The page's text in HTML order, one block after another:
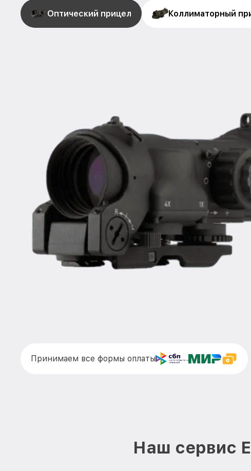
Оптический прицел Коллиматорный
Принимаем все формы оплаты
Наш сервис